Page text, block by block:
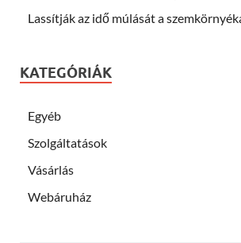
Lassítják az idő múlását a
KATEGÓRIÁK
Egyéb
Szolgáltatások
Vásárlás
Webáruház